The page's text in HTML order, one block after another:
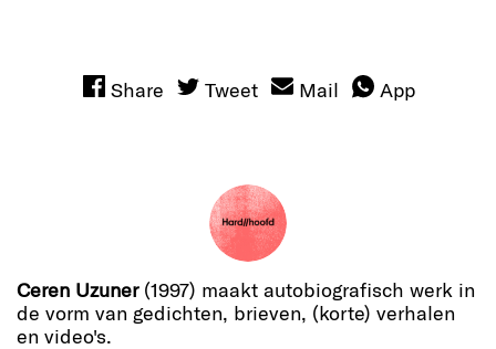
Share Tweet Mail App
Ceren Uzuner(1997) maakt autobiografisch werk in
de vorm van gedichten, brieven, (korte) verhalen
en video's.